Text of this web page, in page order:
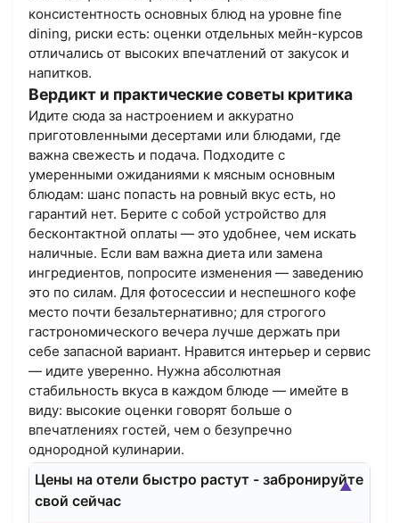
консистентность основных блюд на уровне fine
dining, риски есть: оценки отдельных мейн-курсов
отличались от высоких впечатлений от закусок и
напитков.
Вердикт и практические советы критика
Идите сюда за настроением и аккуратно
приготовленными десертами или блюдами, где
важна свежесть и подача. Подходите с
умеренными ожиданиями к мясным основным
блюдам: шанс попасть на ровный вкус есть, но
гарантий нет. Берите с собой устройство для
бесконтактной оплаты — это удобнее, чем искать
наличные. Если вам важна диета или замена
ингредиентов, попросите изменения — заведению
это по силам. Для фотосессии и неспешного кофе
место почти безальтернативно; для строгого
гастрономического вечера лучше держать при
себе запасной вариант. Нравится интерьер и сервис
— идите уверенно. Нужна абсолютная
стабильность вкуса в каждом блюде — имейте в
виду: высокие оценки говорят больше о
впечатлениях гостей, чем о безупречно
однородной кулинарии.
Цены на отели быстро растут - забронируйте
свой сейчас
▲